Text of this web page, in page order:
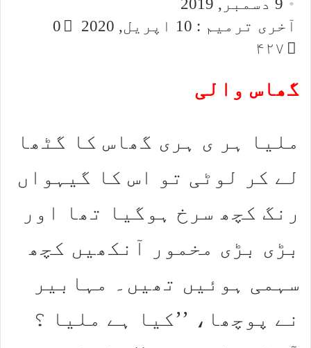
X
email
9 دسمبر, 2019
آخری ترمیم : 10 اپریل, 2020
0
۴۲۷
گھاس والی
ملیا ہر ی ہری گھاس کا گٹھا
لے کر لوٹی تو اس کا گیہواں
رنگ کچھ سرخ ہوگیا تھا اور
بڑی بڑی مخمور آنکھیں کچھ
سہمی ہوئیں تھیں۔ مہابیر
نے پوچھا، ’’کیا ہے ملیا ؟